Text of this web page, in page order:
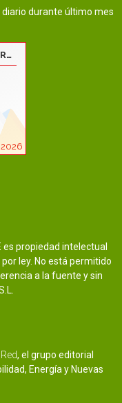
diario durante último mes
es propiedad intelectual
ley. No está permitido
a la fuente y sin
, el grupo editorial
Energía y Nuevas